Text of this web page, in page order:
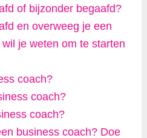
of bijzonder begaafd?
en overweeg je een
je weten om te starten
coach?
coach?
coach?
business coach? Doe